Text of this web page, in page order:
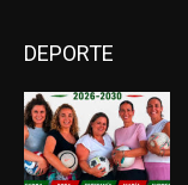
DEPORTE